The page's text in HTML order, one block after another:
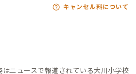
キャンセル料について
ニュースで報道されている大川小学校